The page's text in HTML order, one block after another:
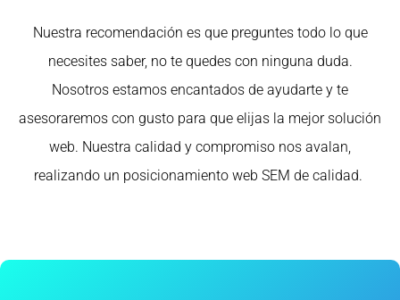
Nuestra recomendación es que preguntes todo lo que
necesites saber, no te quedes con ninguna duda.
Nosotros estamos encantados de ayudarte y te
asesoraremos con gusto para que elijas la mejor solución
web. Nuestra calidad y compromiso nos avalan,
realizando un posicionamiento web SEM de calidad.